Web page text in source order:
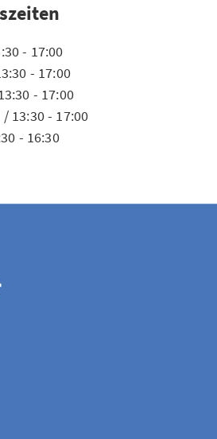
- 17:00
- 17:00
- 17:00
13:30 - 17:00
- 16:30